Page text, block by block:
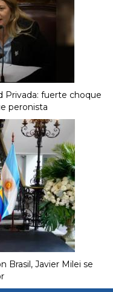
Privada: fuerte choque
peronista
Brasil, Javier Milei se